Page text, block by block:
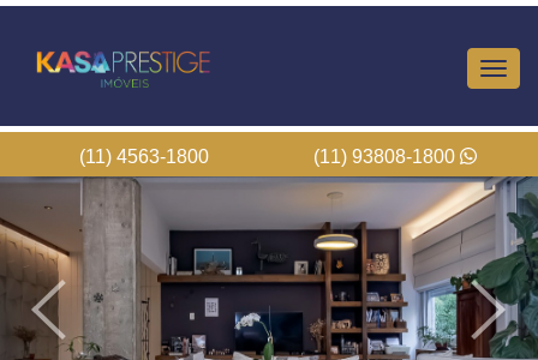
(11) 4563-1800 (11) 93808-1800